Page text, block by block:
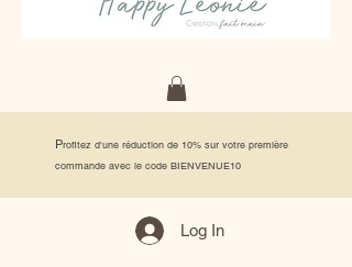
Profitez d'une réduction de 10% sur votre première
commande avec le code BIENVENUE10
Log In